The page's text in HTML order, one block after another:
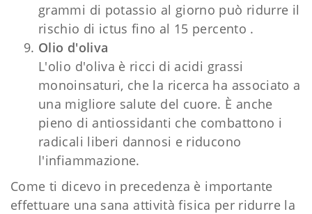
grammi di potassio al giorno può ridurre il
rischio di ictus fino al 15 percento .
Olio d'oliva
L'olio d'oliva è ricci di acidi grassi
monoinsaturi, che la ricerca ha associato a
una migliore salute del cuore. È anche
pieno di antiossidanti che combattono i
radicali liberi dannosi e riducono
l'infiammazione.
Come ti dicevo in precedenza è importante
effettuare una sana attività fisica per ridurre la